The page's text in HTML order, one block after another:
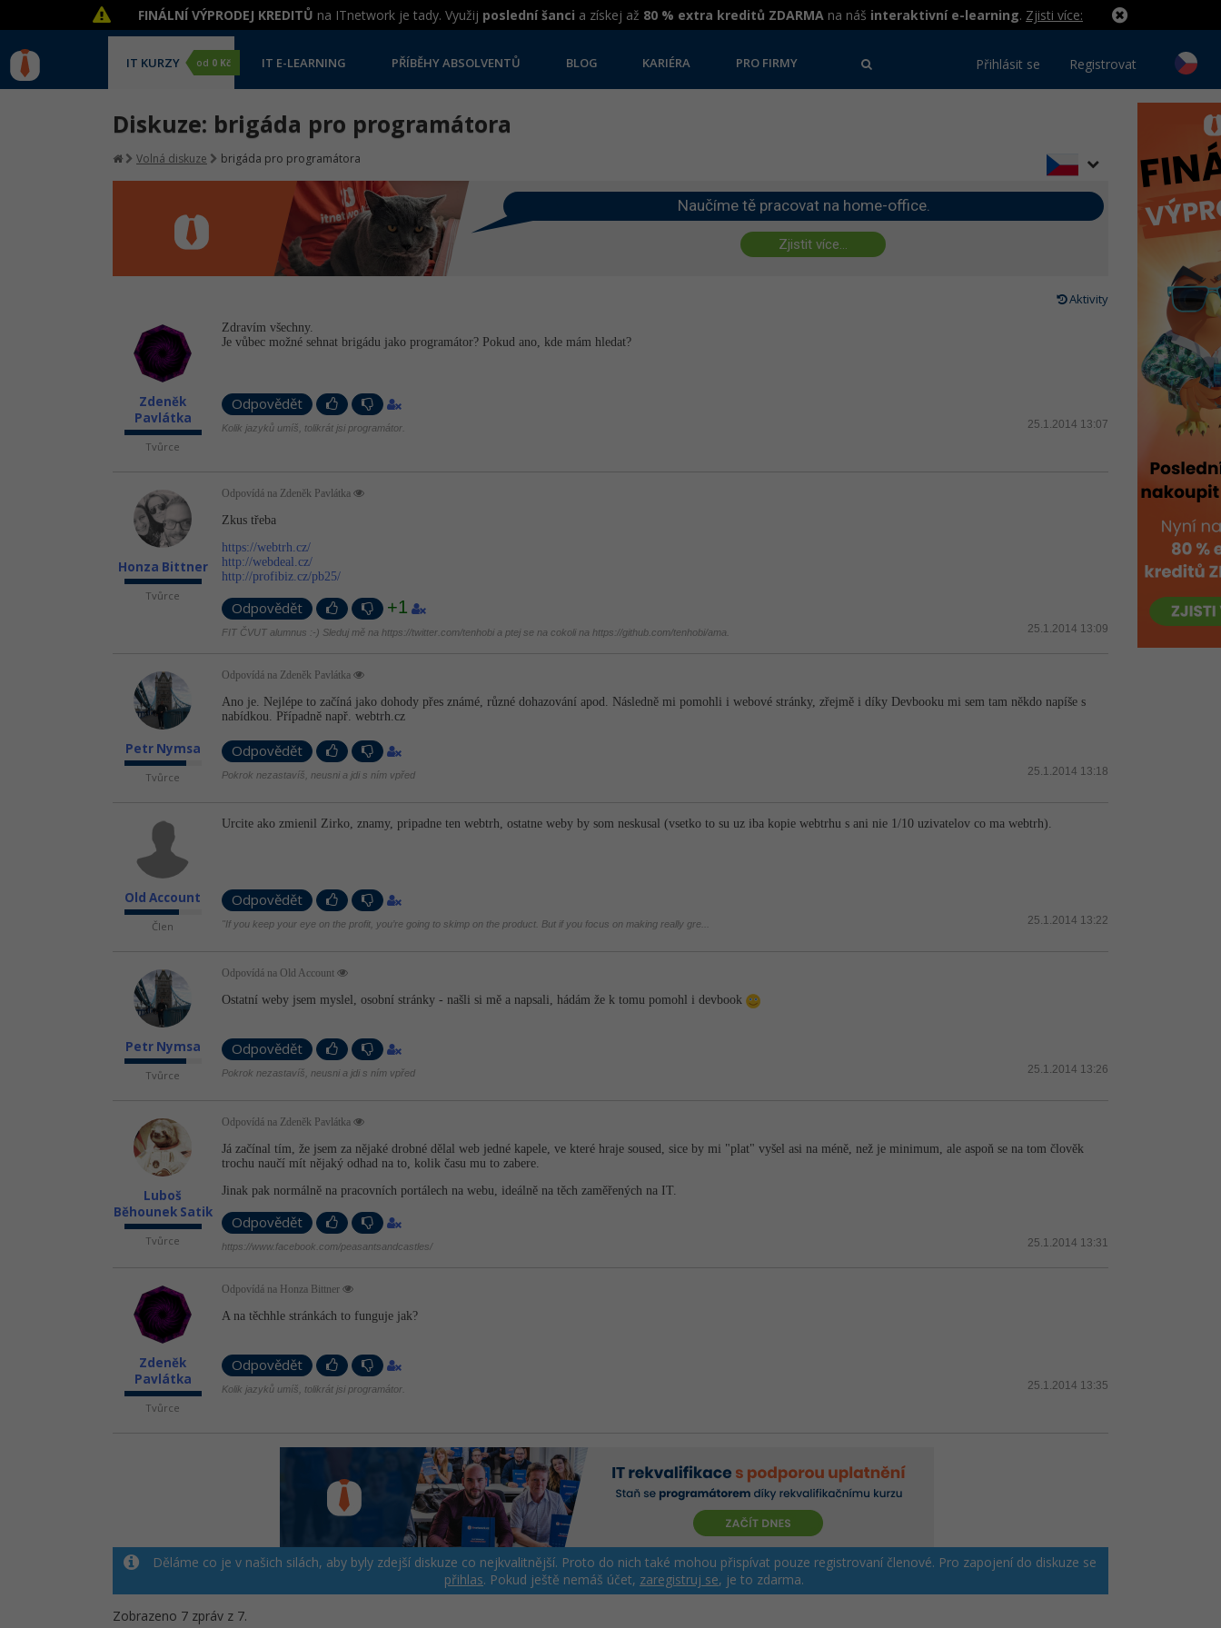
FINÁLNÍ VÝPRODEJ KREDITŮ na ITnetwork je tady. Využij poslední šanci a získej až 80 % extra kreditů ZDARMA na náš interaktivní e-learning. Zjisti více:
IT KURZY od 0 Kč IT E-LEARNING PŘÍBĚHY ABSOLVENTŮ BLOG KARIÉRA PRO FIRMY Přihlásit se Registrovat
Diskuze: brigáda pro programátora
Volná diskuze brigáda pro programátora
Naučíme tě pracovat na home-office.
Zjistit více...
Aktivity
Zdeněk
Pavlátka
Tvůrce
Zdravím všechny.
Je vůbec možné sehnat brigádu jako programátor? Pokud ano, kde mám hledat?
Odpovědět
25.1.2014 13:07
Kolik jazyků umíš, tolikrát jsi programátor.
Honza Bittner
Tvůrce
Odpovídá na Zdeněk Pavlátka
Zkus třeba
https://webtrh.cz/
http://webdeal.cz/
http://profibiz.cz/pb25/
Odpovědět +1
25.1.2014 13:09
FIT ČVUT alumnus :-) Sleduj mě na https://twitter.com/tenhobi a ptej se na cokoli na https://github.com/tenhobi/ama.
Petr Nymsa
Tvůrce
Odpovídá na Zdeněk Pavlátka
Ano je. Nejlépe to začíná jako dohody přes známé, různé dohazování apod. Následně mi pomohli i webové stránky, zřejmě i díky Devbooku mi sem tam někdo napíše s
nabídkou. Případně např. webtrh.cz
Odpovědět
25.1.2014 13:18
Pokrok nezastavíš, neusni a jdi s ním vpřed
Old Account
Člen
Urcite ako zmienil Zirko, znamy, pripadne ten webtrh, ostatne weby by som neskusal (vsetko to su uz iba kopie webtrhu s ani nie 1/10 uzivatelov co ma webtrh).
Odpovědět
25.1.2014 13:22
"If you keep your eye on the profit, you’re going to skimp on the product. But if you focus on making really gre...
Petr Nymsa
Tvůrce
Odpovídá na Old Account
Ostatní weby jsem myslel, osobní stránky - našli si mě a napsali, hádám že k tomu pomohl i devbook
Odpovědět
25.1.2014 13:26
Pokrok nezastavíš, neusni a jdi s ním vpřed
Luboš
Běhounek Satik
Tvůrce
Odpovídá na Zdeněk Pavlátka
Já začínal tím, že jsem za nějaké drobné dělal web jedné kapele, ve které hraje soused, sice by mi "plat" vyšel asi na méně, než je minimum, ale aspoň se na tom člověk
trochu naučí mít nějaký odhad na to, kolik času mu to zabere.
Jinak pak normálně na pracovních portálech na webu, ideálně na těch zaměřených na IT.
Odpovědět
25.1.2014 13:31
https://www.facebook.com/peasantsandcastles/
Zdeněk
Pavlátka
Tvůrce
Odpovídá na Honza Bittner
A na těchhle stránkách to funguje jak?
Odpovědět
25.1.2014 13:35
Kolik jazyků umíš, tolikrát jsi programátor.
Děláme co je v našich silách, aby byly zdejší diskuze co nejkvalitnější. Proto do nich také mohou přispívat pouze registrovaní členové. Pro zapojení do diskuze se
přihlas. Pokud ještě nemáš účet, zaregistruj se, je to zdarma.
Zobrazeno 7 zpráv z 7.